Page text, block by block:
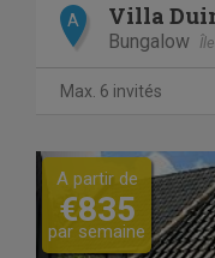
A Villa
Bungalow
Max. 6 invités
Previous
A partir de
€835
par semaine